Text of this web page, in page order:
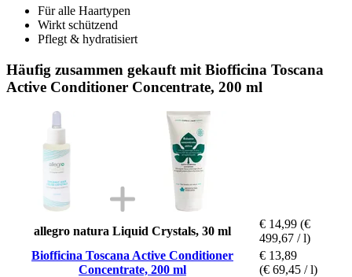
Für alle Haartypen
Wirkt schützend
Pflegt & hydratisiert
Häufig zusammen gekauft mit Biofficina Toscana
Active Conditioner Concentrate, 200 ml
allegro natura Liquid Crystals, 30 ml
€ 14,99 (€
499,67 / l)
Biofficina Toscana Active Conditioner
Concentrate, 200 ml
€ 13,89
(€ 69,45 / l)